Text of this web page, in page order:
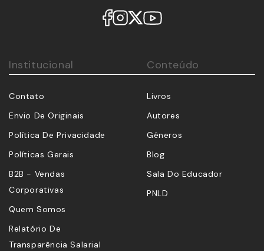
Institucional Conteúdo
Contato
Envio De Originais
Política De Privacidade
Políticas Gerais
B2B - Vendas
Corporativas
Quem Somos
Relatório De
Transparência Salarial
Livros
Autores
Gêneros
Blog
Sala Do Educador
PNLD